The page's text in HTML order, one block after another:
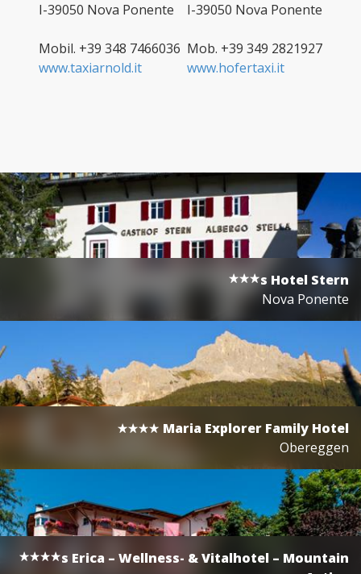
I-39050 Nova Ponente
Mobil. +39 348 7466036
www.taxiarnold.it
I-39050 Nova Ponente
Mob. +39 349 2821927
www.hofertaxi.it
s Hotel Stern
Nova Ponente
Maria Explorer Family Hotel
Obereggen
s Erica – Wellness- & Vitalhotel – Mountain